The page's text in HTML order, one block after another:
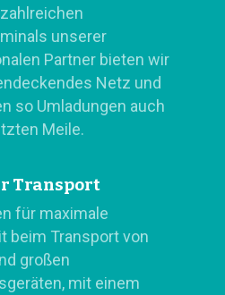
unserer
Partner bieten wir
Netz und
so Umladungen auch
Meile.
Transport
für maximale
beim Transport von
großen
mit einem